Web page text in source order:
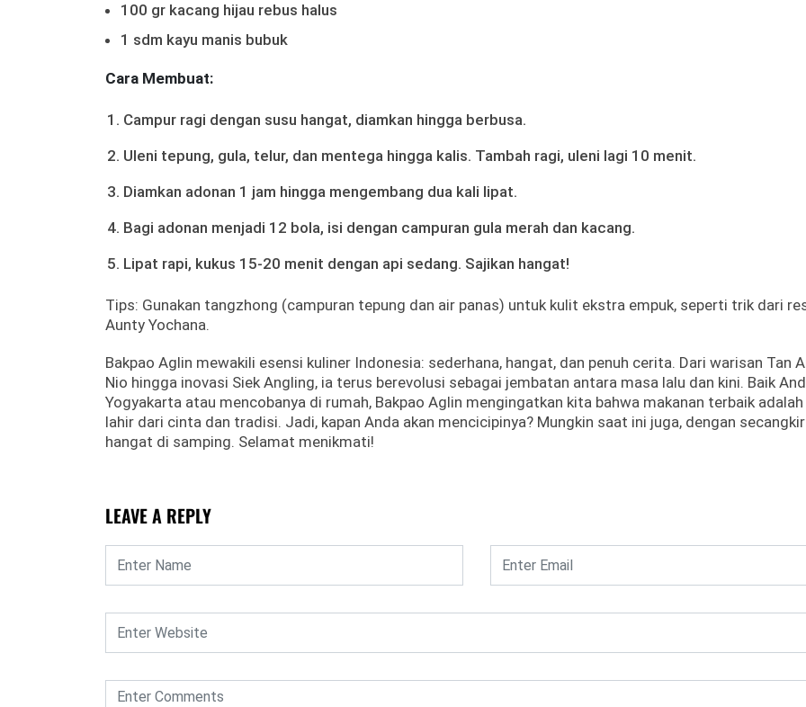
100 gr kacang hijau rebus halus
1 sdm kayu manis bubuk
Cara Membuat:
Campur ragi dengan susu hangat, diamkan hingga berbusa.
Uleni tepung, gula, telur, dan mentega hingga kalis. Tambah ragi, uleni lagi 10 menit.
Diamkan adonan 1 jam hingga mengembang dua kali lipat.
Bagi adonan menjadi 12 bola, isi dengan campuran gula merah dan kacang.
Lipat rapi, kukus 15-20 menit dengan api sedang. Sajikan hangat!
Tips: Gunakan tangzhong (campuran tepung dan air panas) untuk kulit ekstra empuk, seperti trik dari
Aunty Yochana.
Bakpao Aglin mewakili esensi kuliner Indonesia: sederhana, hangat, dan penuh cerita. Dari warisan Tan
Nio hingga inovasi Siek Angling, ia terus berevolusi sebagai jembatan antara masa lalu dan kini. Baik
Yogyakarta atau mencobanya di rumah, Bakpao Aglin mengingatkan kita bahwa makanan terbaik adalah
lahir dari cinta dan tradisi. Jadi, kapan Anda akan mencicipinya? Mungkin saat ini juga, dengan
hangat di samping. Selamat menikmati!
LEAVE A REPLY